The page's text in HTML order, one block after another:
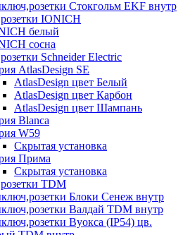
Стокгольм EKF внутр
IONICH
белый
сосна
Schneider Electric
AtlasDesign SE
AtlasDesign цвет Белый
AtlasDesign цвет Карбон
AtlasDesign цвет Шампань
Blanca
W59
Скрытая установка
Прима
Скрытая установка
TDM
Блоки Сенеж внутр
Валдай TDM внутр
Вуокса (IP54) цв.